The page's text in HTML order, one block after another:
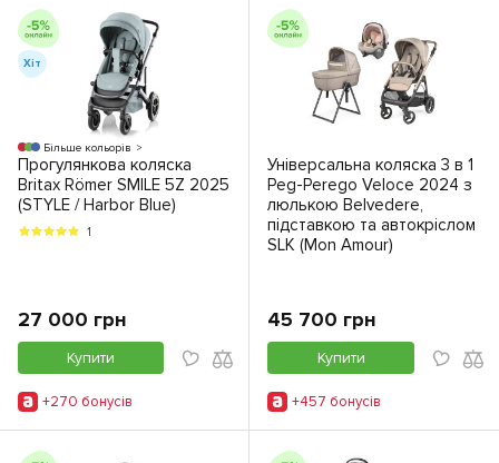
Хіт
Більше кольорів
Прогулянкова коляска
Britax Römer SMILE 5Z 2025
(STYLE / Harbor Blue)
1
27 000 грн
Купити
+270 бонусiв
Універсальна коляска 3 в 1
Peg-Perego Veloce 2024 з
люлькою Belvedere,
підставкою та автокріслом
SLK (Mon Amour)
45 700 грн
Купити
+457 бонусiв